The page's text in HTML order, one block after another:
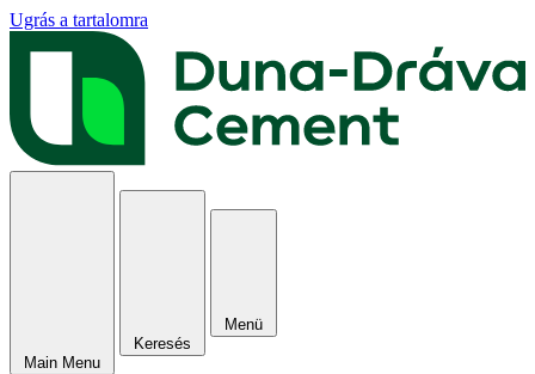
Ugrás a tartalomra
Main Menu
Keresés
Menü